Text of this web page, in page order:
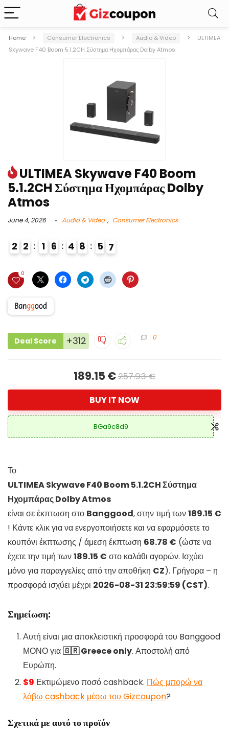
Home Consumer Electronics Audio & Video
ULTIMEA
Skywave F40 Boom 5.1.2CH Σύστημα Ηχομπάρας Dolby Atmos
ULTIMEA Skywave F40 Boom
5.1.2CH Σύστημα Ηχομπάρας Dolby
Atmos
June 4, 2026 Audio & Video , Consumer Electronics
2 2 1 6 4 8 5 6
0
Deal Score +312 0
189.15 €257.93 €
BUY IT NOW
BGa9c8d9
Το
ULTIMEA Skywave F40 Boom 5.1.2CH Σύστημα
Ηχομπάρας Dolby Atmos
είναι σε έκπτωση στο Banggood, στην τιμή των189.15 €
! Κάντε κλικ για να ενεργοποιήσετε και να εφαρμόσετε το
κουπόνι έκπτωσης / άμεση έκπτωση 68.78 € (ώστε να
έχετε την τιμή των189.15 € στο καλάθι αγορών. Ισχύει
μόνο για παραγγελίες από την αποθήκη CZ). Γρήγορα – η
προσφορά ισχύει μέχρι 2026-08-31 23:59:59 (CST).
Σημείωση:
Αυτή είναι μια αποκλειστική προσφορά του Banggood
ΜΟΝΟ για🇬🇷 Greece only. Αποστολή από
Ευρώπη.
$9 Εκτιμώμενο ποσό cashback. Πώς μπορώ να
λάβω cashback μέσω του Gizcoupon?
Σχετικά με αυτό το προϊόν